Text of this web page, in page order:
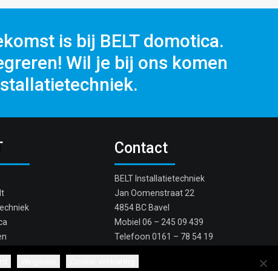
is bij BELT domotica.
Wil je bij ons komen
Contact
BELT Installatietechniek
Jan Oomenstraat 22
4854 BC Bavel
Mobiel 06 – 245 09 439
Telefoon 0161 – 78 54 19